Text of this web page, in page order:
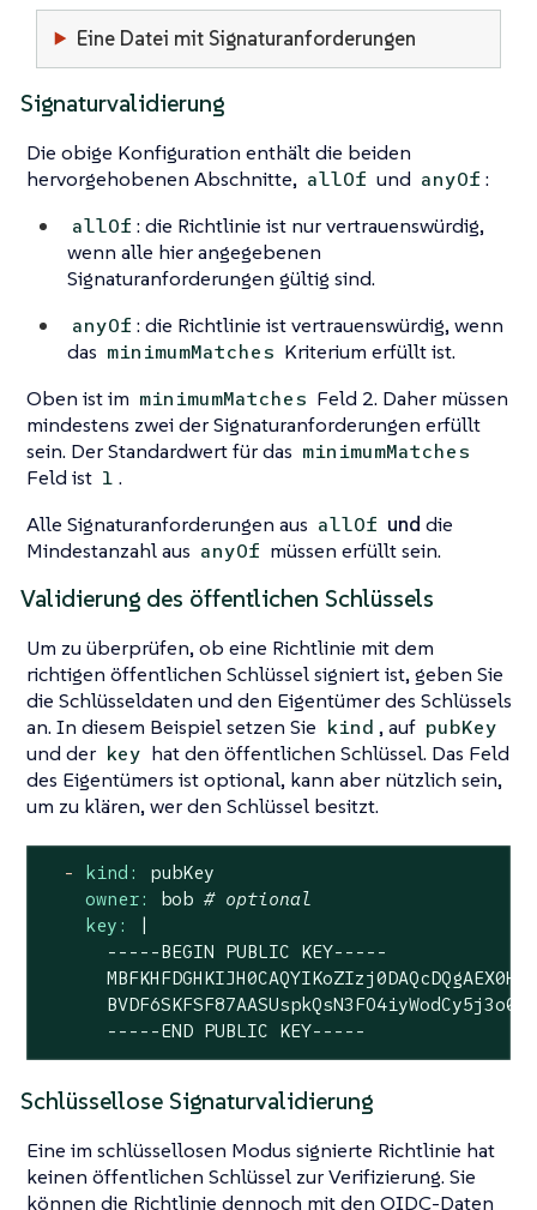
Eine Datei mit Signaturanforderungen
Signaturvalidierung
Die obige Konfiguration enthält die beiden
hervorgehobenen Abschnitte, allOf und anyOf :
allOf : die Richtlinie ist nur vertrauenswürdig,
wenn alle hier angegebenen
Signaturanforderungen gültig sind.
anyOf : die Richtlinie ist vertrauenswürdig, wenn
das minimumMatches Kriterium erfüllt ist.
Oben ist im minimumMatches Feld 2. Daher müssen
mindestens zwei der Signaturanforderungen erfüllt
sein. Der Standardwert für das minimumMatches
Feld ist 1 .
Alle Signaturanforderungen aus allOf und die
Mindestanzahl aus anyOf müssen erfüllt sein.
Validierung des öffentlichen Schlüssels
Um zu überprüfen, ob eine Richtlinie mit dem
richtigen öffentlichen Schlüssel signiert ist, geben Sie
die Schlüsseldaten und den Eigentümer des Schlüssels
an. In diesem Beispiel setzen Sie kind , auf pubKey
und der key hat den öffentlichen Schlüssel. Das Feld
des Eigentümers ist optional, kann aber nützlich sein,
um zu klären, wer den Schlüssel besitzt.
- kind:
pubKey
owner:
bob # optional
key:
      -----BEGIN PUBLIC KEY-----
      -----END PUBLIC KEY-----
Schlüssellose Signaturvalidierung
Eine im schlüssellosen Modus signierte Richtlinie hat
keinen öffentlichen Schlüssel zur Verifizierung. Sie
können die Richtlinie dennoch mit den OIDC-Daten